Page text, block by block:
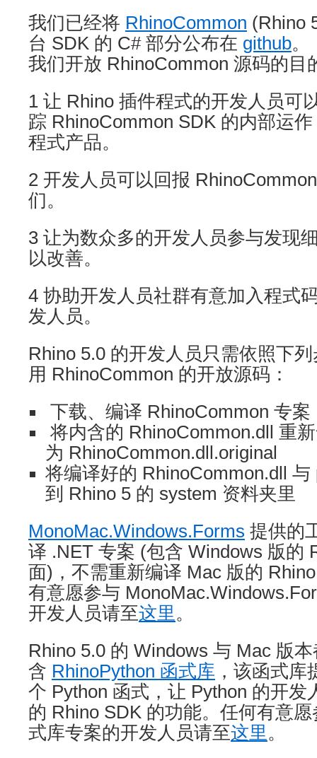
我们已经将 RhinoCommon (Rhino
台 SDK 的 C# 部分公布在 github。
我们开放 RhinoCommon 源码的目
1 让 Rhino 插件程式的开发人员可
踪 RhinoCommon SDK 的内部运
程式产品。
2 开发人员可以回报
们。
3 让为数众多的开发人员参与发现
以改善。
4 协助开发人员社群有意加入程式
发人员。
Rhino 5.0 的开发人员只需依照下
用 RhinoCommon 的开放源码：
下载、编译 RhinoCommon 专案
将内含的 RhinoCommon.dll 重
为 RhinoCommon.dll.original
将编译好的 RhinoCommon.dll 与
到 Rhino 5 的 system 资料夹里
MonoMac.Windows.Forms 提供的
译 .NET 专案 (包含 Windows 版的
面)，不需重新编译 Mac 版的
有意愿参与
开发人员请至这里 。
Rhino 5.0 的 Windows 与 Mac 版
含 RhinoPython 函式库 ，该函式库
个 Python 函式，让 Python 的开发
的 Rhino SDK 的功能。任何有意
式库专案的开发人员请至这里 。